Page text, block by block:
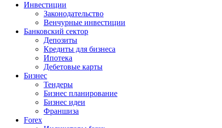
Инвестиции
Законодательство
Венчурные инвестиции
Банковский сектор
Депозиты
Кредиты для бизнеса
Ипотека
Дебетовые карты
Бизнес
Тендеры
Бизнес планирование
Бизнес идеи
Франшиза
Forex